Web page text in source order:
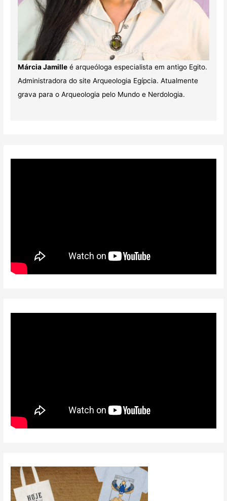
Márcia Jamilleé arqueóloga especialista em antigo Egito.
Administradora do site Arqueologia Egípcia. Atualmente
grava para o Arqueologia pelo Mundo e Nerdologia.